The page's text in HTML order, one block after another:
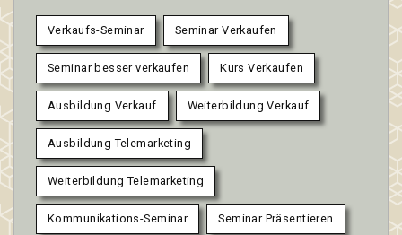
Verkaufs-Seminar Seminar Verkaufen
Seminar besser verkaufen Kurs Verkaufen
Ausbildung Verkauf Weiterbildung Verkauf
Ausbildung Telemarketing
Weiterbildung Telemarketing
Kommunikations-Seminar Seminar Präsentieren